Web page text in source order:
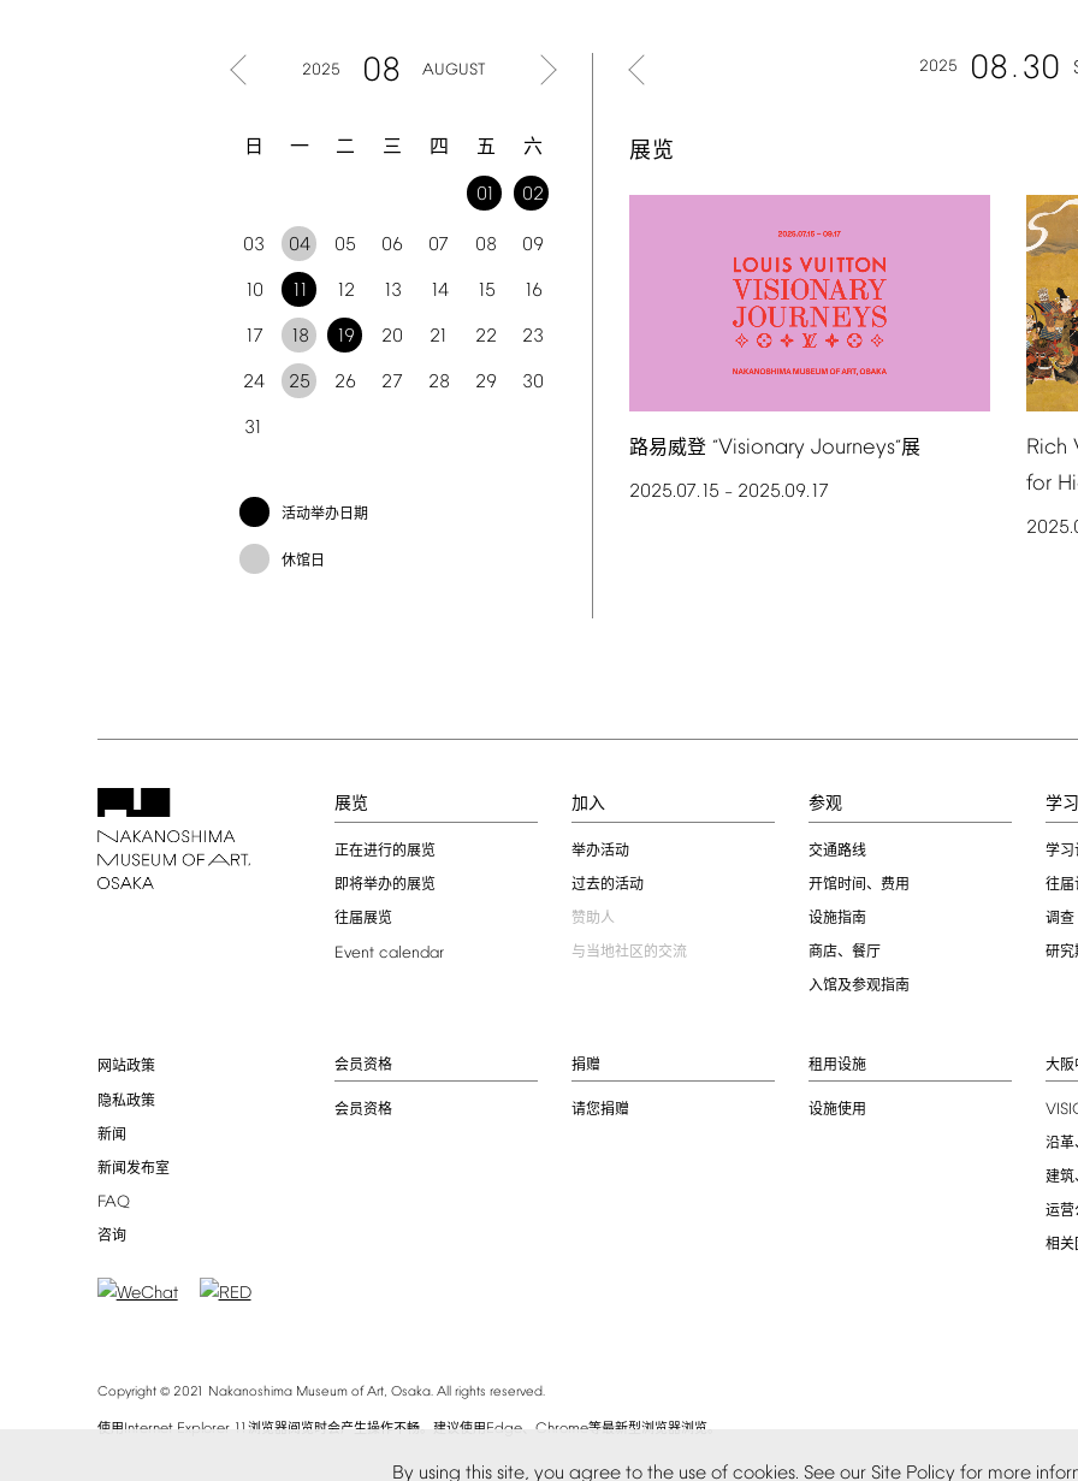
By using this site, you agree to the use of cookies. See our Site Policy for more
2025 08 AUGUST
日 一 二 三 四 五 六
01 02
03 04 05 06 07 08 09
10 11 12 13 14 15 16
17 18 19 20 21 22 23
24 25 26 27 28 29 30
31
活动举办日期
休馆日
2025 08 30
展览
路易威登 “Visionary Journeys”展
2025.07.15 – 2025.09.17
Rich
for
展览
正在进行的展览
即将举办的展览
往届展览
Event calendar
加入
举办活动
过去的活动
赞助人
与当地社区的交流
参观
交通路线
开馆时间、费用
设施指南
商店、餐厅
入馆及参观指南
学习
学习
往届
调查
研究
网站政策
隐私政策
新闻
新闻发布室
FAQ
咨询
会员资格
会员资格
捐赠
请您捐赠
租用设施
设施使用
大阪
沿革
建筑
运营
相关
Copyright© 2021 Nakanoshima Museum of Art, Osaka. All rights reserved.
使用Internet Explorer 11 浏览器阅览时会产生操作不畅。建议使用Edge、 Chrome等最新型浏览器浏览。